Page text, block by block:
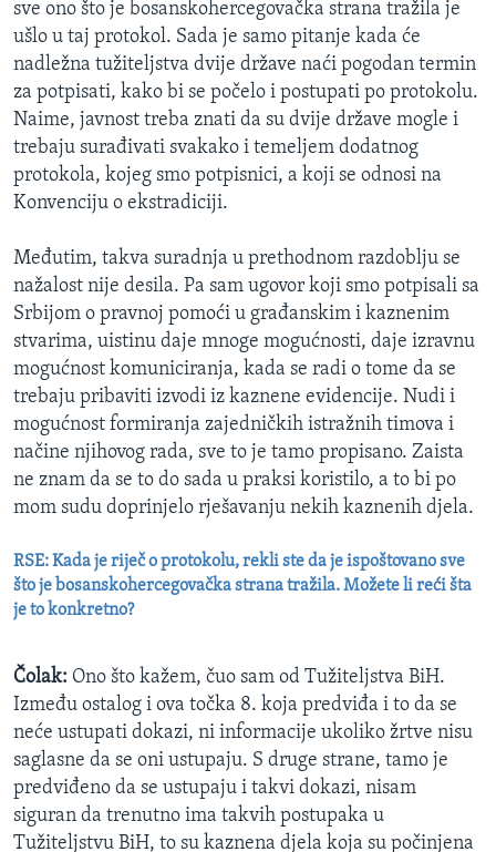
sve ono što je bosanskohercegovačka strana tražila je
ušlo u taj protokol. Sada je samo pitanje kada će
nadležna tužiteljstva dvije države naći pogodan termin
za potpisati, kako bi se počelo i postupati po protokolu.
Naime, javnost treba znati da su dvije države mogle i
trebaju surađivati svakako i temeljem dodatnog
protokola, kojeg smo potpisnici, a koji se odnosi na
Konvenciju o ekstradiciji.
Međutim, takva suradnja u prethodnom razdoblju se
nažalost nije desila. Pa sam ugovor koji smo potpisali sa
Srbijom o pravnoj pomoći u građanskim i kaznenim
stvarima, uistinu daje mnoge mogućnosti, daje izravnu
mogućnost komuniciranja, kada se radi o tome da se
trebaju pribaviti izvodi iz kaznene evidencije. Nudi i
mogućnost formiranja zajedničkih istražnih timova i
načine njihovog rada, sve to je tamo propisano. Zaista
ne znam da se to do sada u praksi koristilo, a to bi po
mom sudu doprinjelo rješavanju nekih kaznenih djela.
RSE: Kada je riječ o protokolu, rekli ste da je ispoštovano sve
što je bosanskohercegovačka strana tražila. Možete li reći šta
je to konkretno?
Čolak: Ono što kažem, čuo sam od Tužiteljstva BiH.
Između ostalog i ova točka 8. koja predviđa i to da se
neće ustupati dokazi, ni informacije ukoliko žrtve nisu
saglasne da se oni ustupaju. S druge strane, tamo je
predviđeno da se ustupaju i takvi dokazi, nisam
siguran da trenutno ima takvih postupaka u
Tužiteljstvu BiH, to su kaznena djela koja su počinjena